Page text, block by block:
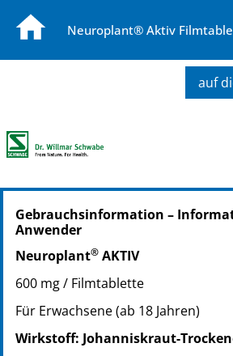
Neuroplant® Aktiv
auf
PZN: 01018491
PPN: 110101849140
NTIN: 04150010184910
PZN: 07751985
PPN: 110775198566
NTIN: 04150077519854
PZN: 07751991
PPN: 110775199132
Gebrauchsinformation –
Anwender
Neuroplant® AKTIV
600 mg / Filmtablette
Für Erwachsene (ab 18 Jahren)
Wirkstoff: Johanniskraut-